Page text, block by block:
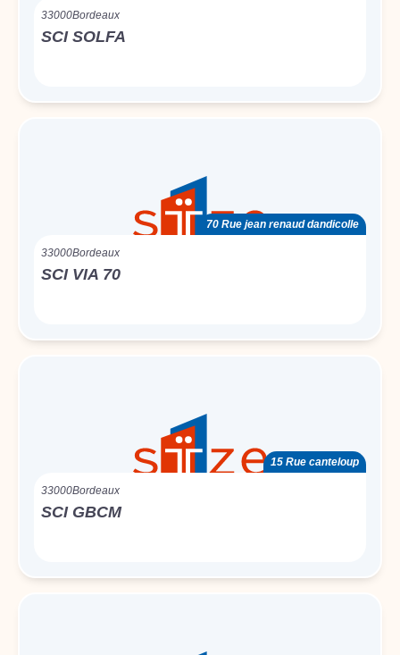
33000Bordeaux
SCI SOLFA
70 Rue jean renaud dandicolle
33000Bordeaux
SCI VIA 70
15 Rue canteloup
33000Bordeaux
SCI GBCM